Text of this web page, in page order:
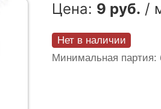
Цена: 9 руб. /
Нет в наличии
Минимальная партия: